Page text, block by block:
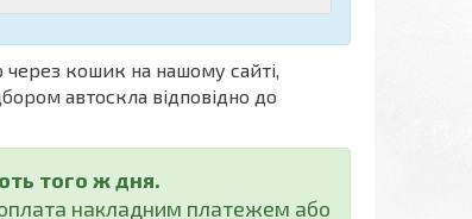
через кошик на нашому сайті,
автоскла відповідно до
того ж дня.
накладним платежем або